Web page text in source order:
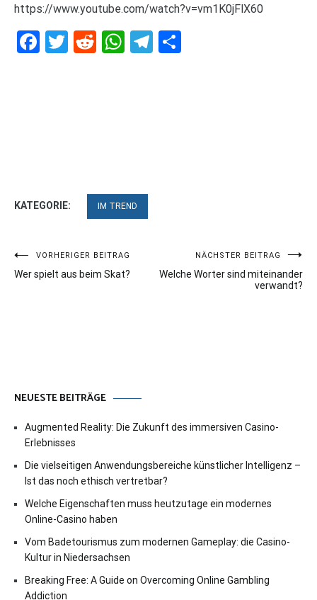
https://www.youtube.com/watch?v=vm1K0jFlX60
Facebook
Twitter
RedditWhatsApp
Telegram
KATEGORIE: IM TREND
Beitragsnavigation
VORHERIGER BEITRAG
Wer spielt aus beim Skat?
NÄCHSTER BEITRAG
Welche Worter sind miteinander
verwandt?
NEUESTE BEITRÄGE
Augmented Reality: Die Zukunft des immersiven Casino-
Erlebnisses
Die vielseitigen Anwendungsbereiche künstlicher Intelligenz –
Ist das noch ethisch vertretbar?
Welche Eigenschaften muss heutzutage ein modernes
Online-Casino haben
Vom Badetourismus zum modernen Gameplay: die Casino-
Kultur in Niedersachsen
Breaking Free: A Guide on Overcoming Online Gambling
Addiction